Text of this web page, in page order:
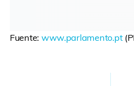
Fuente: www.parlamento.pt